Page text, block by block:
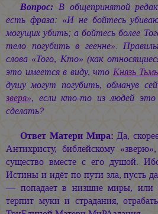
Вопрос: В общепринятой
есть фраза: «И не бойтесь
могущих убить; а бойтесь более
тело погубить в геенне».
слова «Того, Кто» (как
это имеется в виду, что Князь
душу могут погубить, обманув
зверя», если кто-то из людей это
сделать?
Ответ Матери Мира: Да,
Антихристу, библейскому
существо вместе с его душой.
Истины и идёт по пути зла, пусть
— попадает в низшие миры, или
терпит муки и страдания,